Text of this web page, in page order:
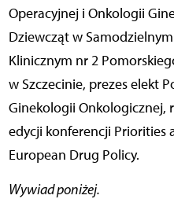
Operacyjnej i Onkologii
Dziewcząt w
Klinicznym nr 2
w Szczecinie, prezes elekt
Ginekologii Onkologicznej,
edycji konferencji Priorities
European Drug Policy.
Wywiad poniżej.